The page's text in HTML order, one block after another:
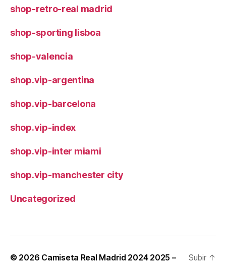
shop-retro-real madrid
shop-sporting lisboa
shop-valencia
shop.vip-argentina
shop.vip-barcelona
shop.vip-index
shop.vip-inter miami
shop.vip-manchester city
Uncategorized
© 2026 Camiseta Real Madrid 2024 2025 –
Subir ↑